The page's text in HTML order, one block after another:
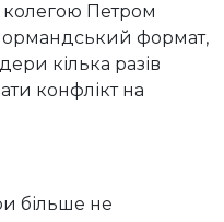
колегою Петром
формат,
кілька разів
конфлікт на
більше не